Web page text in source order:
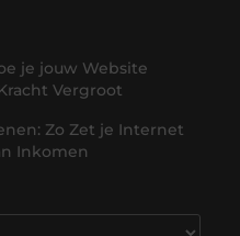
je jouw Website
Vergroot
Zo Zet je Internet
Inkomen